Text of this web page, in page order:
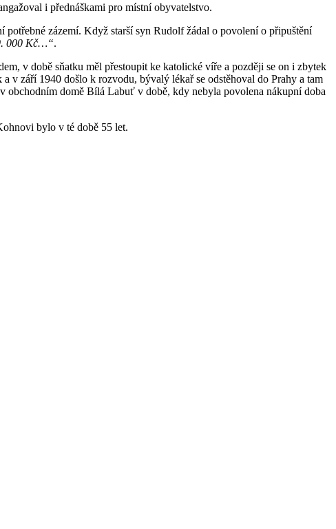
i přednáškami pro místní obyvatelstvo.
zázemí. Když starší syn Rudolf žádal o povolení o připuštění
000 Kč…“.
v době sňatku měl přestoupit ke katolické víře a později se on i zbytek
v září 1940 došlo k rozvodu, bývalý lékař se odstěhoval do Prahy a tam
obchodním domě Bílá Labuť v době, kdy nebyla povolena nákupní doba
bylo v té době 55 let.